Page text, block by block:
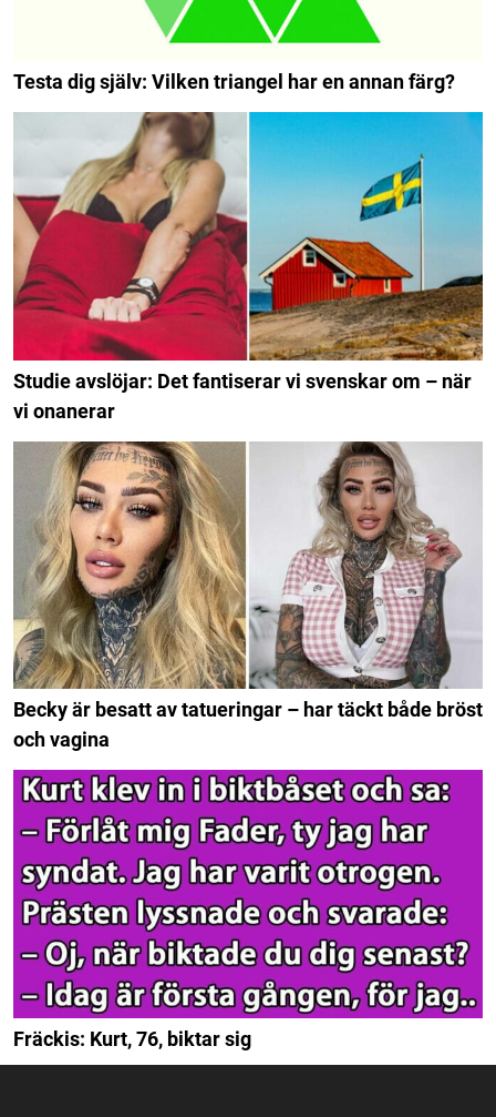
Testa dig själv: Vilken triangel har en annan färg?
Studie avslöjar: Det fantiserar vi svenskar om – när
vi onanerar
Becky är besatt av tatueringar – har täckt både bröst
och vagina
Fräckis: Kurt, 76, biktar sig